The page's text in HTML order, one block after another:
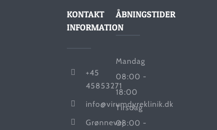
KONTAKT
INFORMATION
+45
45853271
info@virumdyreklinik.dk
Grønnevej
ÅBNINGSTIDER
Mandag
08:00 -
18:00
Tirsdag
08:00 -